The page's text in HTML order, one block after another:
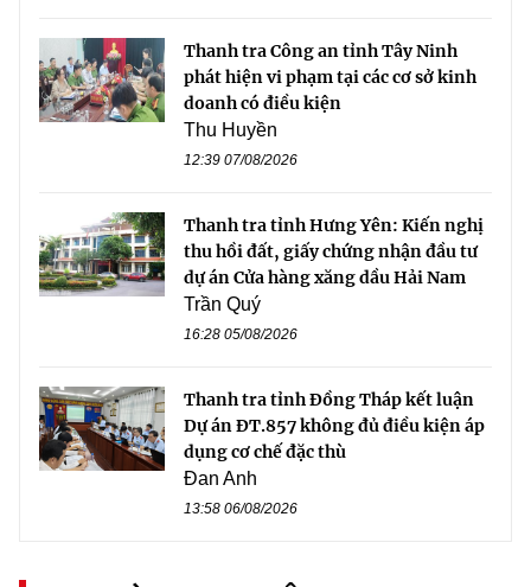
Thanh tra Công an tỉnh Tây Ninh
phát hiện vi phạm tại các cơ sở kinh
doanh có điều kiện
Thu Huyền
12:39 07/08/2026
Thanh tra tỉnh Hưng Yên: Kiến nghị
thu hồi đất, giấy chứng nhận đầu tư
dự án Cửa hàng xăng dầu Hải Nam
Trần Quý
16:28 05/08/2026
Thanh tra tỉnh Đồng Tháp kết luận
Dự án ĐT.857 không đủ điều kiện áp
dụng cơ chế đặc thù
Đan Anh
13:58 06/08/2026